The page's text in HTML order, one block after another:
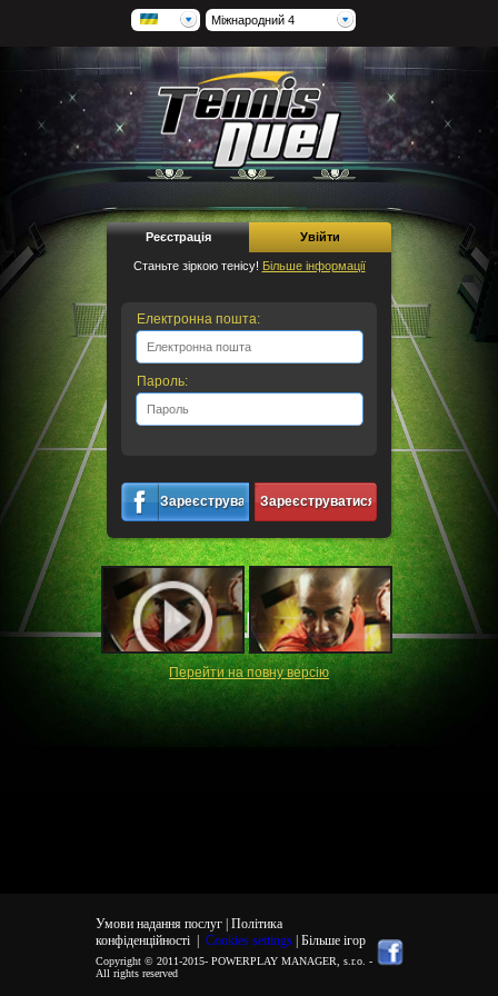
Міжнародний 4
Реєстрація Увійти
Станьте зіркою тенісу! Більше інформації
Електронна пошта:
Пароль:
ЗареєструватисяЗареєструватися
Перейти на повну версiю
Умови надання послуг | Політика
конфіденційності| Cookies settings | Більше ігор
Copyright © 2011-2015- POWERPLAY MANAGER, s.r.o. -
All rights reserved